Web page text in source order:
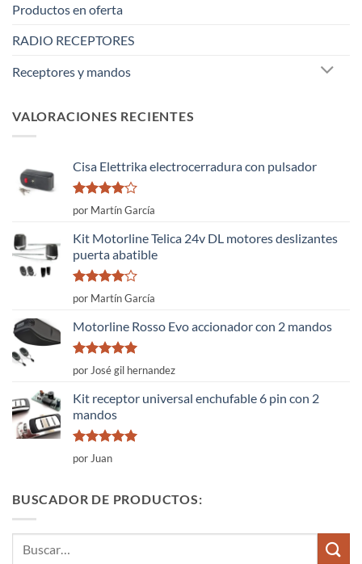
Productos en oferta
RADIO RECEPTORES
Receptores y mandos
VALORACIONES RECIENTES
Cisa Elettrika electrocerradura con pulsador
Valorado
con
5
por Martín García
Kit Motorline Telica 24v DL motores deslizantes
puerta abatible
Valorado
con
5
por Martín García
Motorline Rosso Evo accionador con 2 mandos
Valorado
con
de 5
por José gil hernandez
Kit receptor universal enchufable 6 pin con 2
mandos
Valorado
con
por Juan
BUSCADOR DE PRODUCTOS: